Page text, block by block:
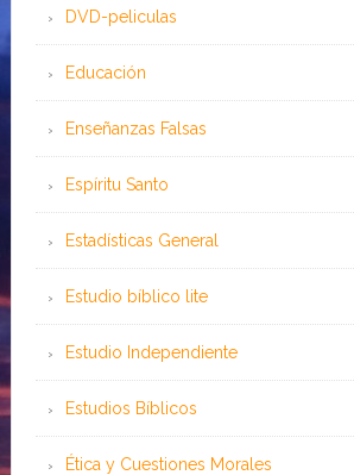
DVD-peliculas
Educación
Enseñanzas Falsas
Espíritu Santo
Estadísticas General
Estudio bíblico lite
Estudio Independiente
Estudios Bíblicos
Ética y Cuestiones Morales